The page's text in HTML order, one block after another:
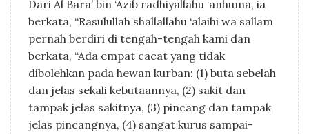
Dari Al Bara’ bin ‘Azib radhiyallahu ‘anhuma, ia
berkata, “Rasulullah shallallahu ‘alaihi wa sallam
pernah berdiri di tengah-tengah kami dan
berkata, “Ada empat cacat yang tidak
dibolehkan pada hewan kurban: (1) buta sebelah
dan jelas sekali kebutaannya, (2) sakit dan
tampak jelas sakitnya, (3) pincang dan tampak
jelas pincangnya, (4) sangat kurus sampai-